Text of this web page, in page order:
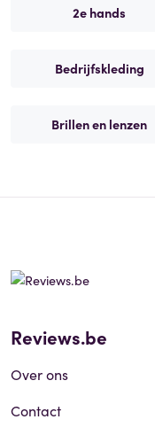
2e hands
Bedrijfskleding
Brillen en lenzen
Reviews.be
Over ons
Contact